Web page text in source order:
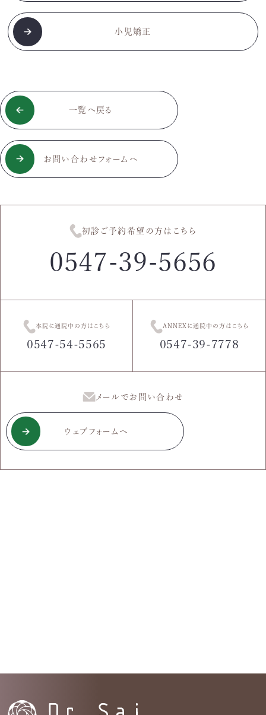
小児矯正
一覧へ戻る
お問い合わせフォームへ
初診ご予約希望の方はこちら
0547-39-5656
本院に通院中の方はこちら
0547-54-5565
ANNEXに通院中の方はこちら
0547-39-7778
メールでお問い合わせ
ウェブフォームへ